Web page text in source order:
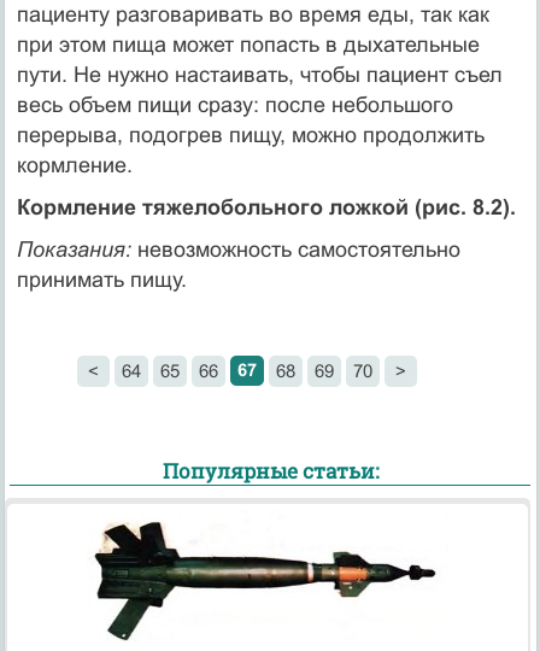
пациенту разговаривать во время еды, так как
при этом пища может попасть в дыхательные
пути. Не нужно настаивать, чтобы пациент съел
весь объем пищи сразу: после небольшого
перерыва, подогрев пищу, можно продолжить
кормление.
Кормление тяжелобольного ложкой (рис. 8.2).
Показания: невозможность самостоятельно
принимать пищу.
< 64 65 66 67 68 69 70 >
Популярные статьи: